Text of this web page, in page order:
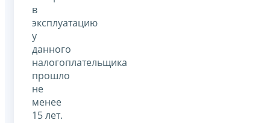
в
эксплуатацию
у
данного
налогоплательщика
прошло
не
менее
15 лет.